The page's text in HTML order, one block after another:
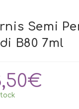
Semi
B80 7ml
€